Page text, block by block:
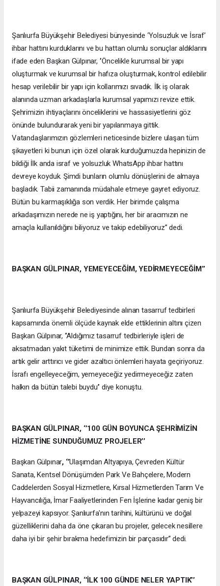
Şanlıurfa Büyükşehir Belediyesi bünyesinde ‘Yolsuzluk ve İsraf’
ihbar hattını kurduklarını ve bu hattan olumlu sonuçlar aldıklarını
ifade eden Başkan Gülpınar, ‘’Öncelikle kurumsal bir yapı
oluşturmak ve kurumsal bir hafıza oluşturmak, kontrol edilebilir
hesap verilebilir bir yapı için kollarımızı sıvadık. İlk iş olarak
alanında uzman arkadaşlarla kurumsal yapımızı revize ettik.
Şehrimizin ihtiyaçlarını önceliklerini ve hassasiyetlerini göz
önünde bulundurarak yeni bir yapılanmaya gittik.
Vatandaşlarımızın gözlemleri neticesinde bizlere ulaşan tüm
şikayetleri ki bunun için özel olarak kurduğumuzda hepinizin de
bildiği İlk anda israf ve yolsuzluk WhatsApp ihbar hattını
devreye koyduk. Şimdi bunların olumlu dönüşlerini de almaya
başladık. Tabii zamanında müdahale etmeye gayret ediyoruz.
Bütün bu karmaşıklığa son verdik. Her birimde çalışma
arkadaşımızın nerede ne iş yaptığını, her bir aracımızın ne
amaçla kullanıldığını biliyoruz ve takip edebiliyoruz’’ dedi.
BAŞKAN GÜLPINAR, YEMEYECEĞİM, YEDİRMEYECEĞİM’’
Şanlıurfa Büyükşehir Belediyesinde alınan tasarruf tedbirleri
kapsamında önemli ölçüde kaynak elde ettiklerinin altını çizen
Başkan Gülpınar, ‘’Aldığımız tasarruf tedbirleriyle işleri de
aksatmadan yakıt tüketimi de minimize ettik. Bundan sonra da
artık gelir arttırıcı ve gider azaltıcı önlemleri hayata geçiriyoruz.
İsrafı engelleyeceğim, yemeyeceğiz yedirmeyeceğiz zaten
halkın da bütün talebi buydu’’ diye konuştu.
BAŞKAN GÜLPINAR, ‘’100 GÜN BOYUNCA ŞEHRİMİZİN
HİZMETİNE SUNDUĞUMUZ PROJELER’’
Başkan Gülpınar, ‘’Ulaşımdan Altyapıya, Çevreden Kültür
Sanata, Kentsel Dönüşümden Park Ve Bahçelere, Modern
Caddelerden Sosyal Hizmetlere, Kırsal Hizmetlerden Tarım Ve
Hayvancılığa, İmar Faaliyetlerinden Fen İşlerine kadar geniş bir
yelpazeyi kapsıyor. Şanlıurfa'nın tarihini, kültürünü ve doğal
güzelliklerini daha da öne çıkaran bu projeler, gelecek nesillere
daha iyi bir şehir bırakma hedefimizin bir parçasıdır’’ dedi.
BAŞKAN GÜLPINAR, ‘’İLK 100 GÜNDE NELER YAPTIK’’